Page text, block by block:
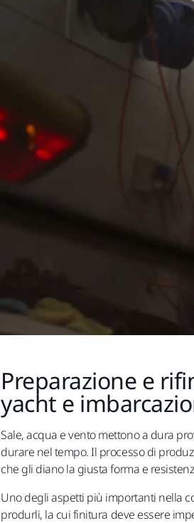
Preparazione e
yacht e
Sale, acqua e vento mettono a dura
durare nel tempo. Il processo di
che gli diano la giusta forma e
Uno degli aspetti più importanti nella
produrli, la cui finitura deve essere